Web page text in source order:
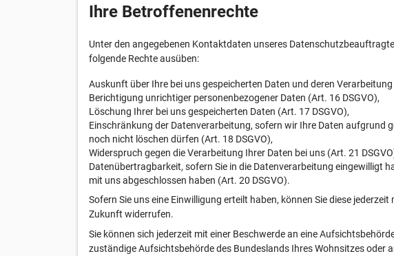
Ihre Betroffenenrechte
Unter den angegebenen Kontaktdaten unseres
folgende Rechte ausüben:
Auskunft über Ihre bei uns gespeicherten Daten und deren Verarbeitung
Berichtigung unrichtiger personenbezogener Daten (Art. 16 DSGVO),
Löschung Ihrer bei uns gespeicherten Daten (Art. 17 DSGVO),
Einschränkung der Datenverarbeitung, sofern wir Ihre Daten aufgrund
noch nicht löschen dürfen (Art. 18 DSGVO),
Widerspruch gegen die Verarbeitung Ihrer Daten bei uns (Art. 21
Datenübertragbarkeit, sofern Sie in die Datenverarbeitung eingewilligt
mit uns abgeschlossen haben (Art. 20 DSGVO).
Sofern Sie uns eine Einwilligung erteilt haben, können Sie diese
Zukunft widerrufen.
Sie können sich jederzeit mit einer Beschwerde an eine
zuständige Aufsichtsbehörde des Bundeslands Ihres Wohnsitzes oder